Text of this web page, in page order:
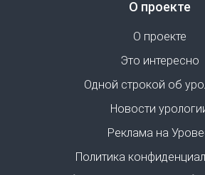
О проекте
О проекте
Это интересно
Одной строкой об
Новости
Реклама на
Политика